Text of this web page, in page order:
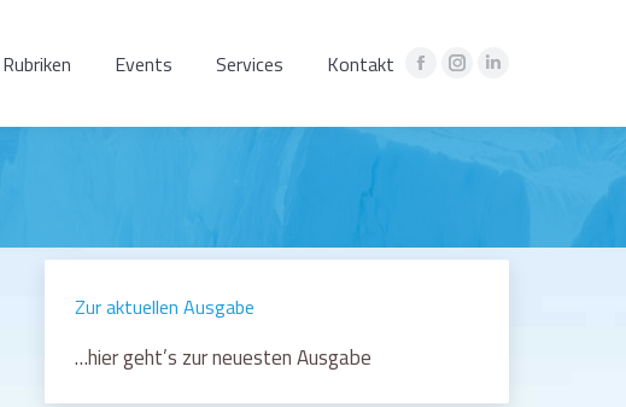
Rubriken Events Services Kontakt
Facebook
Instagram
in
Linkedin
in
Zur aktuellen Ausgabe
…hier geht’s zur neuesten Ausgabe